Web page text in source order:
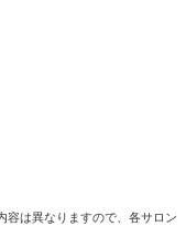
は異なりますので、各サロン